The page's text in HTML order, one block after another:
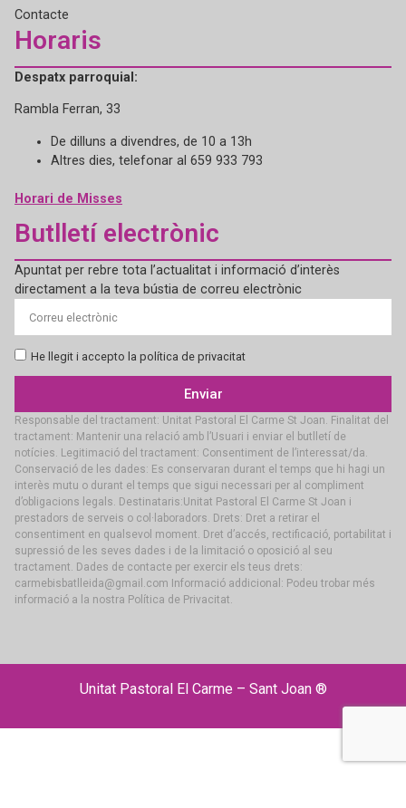
Contacte
Horaris
Despatx parroquial:
Rambla Ferran, 33
De dilluns a divendres, de 10 a 13h
Altres dies, telefonar al 659 933 793
Horari de Misses
Butlletí electrònic
Apuntat per rebre tota l’actualitat i informació d’interès
directament a la teva bústia de correu electrònic
He llegit i accepto la política de privacitat
Enviar
Responsable del tractament: Unitat Pastoral El Carme St Joan. Finalitat del
tractament: Mantenir una relació amb l’Usuari i enviar el butlletí de
notícies. Legitimació del tractament: Consentiment de l’interessat/da.
Conservació de les dades: Es conservaran durant el temps que hi hagi un
interès mutu o durant el temps que sigui necessari per al compliment
d’obligacions legals. Destinataris:Unitat Pastoral El Carme St Joan i
prestadors de serveis o col·laboradors. Drets: Dret a retirar el
consentiment en qualsevol moment. Dret d’accés, rectificació, portabilitat i
supressió de les seves dades i de la limitació o oposició al seu
tractament. Dades de contacte per exercir els teus drets:
carmebisbatlleida@gmail.com Informació addicional: Podeu trobar més
informació a la nostra Política de Privacitat.
Unitat Pastoral El Carme – Sant Joan ®